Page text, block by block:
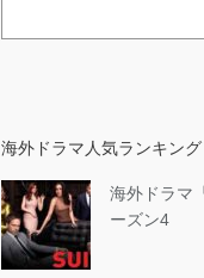
海外ドラマ人気ランキング
海外ドラマ
ーズン4